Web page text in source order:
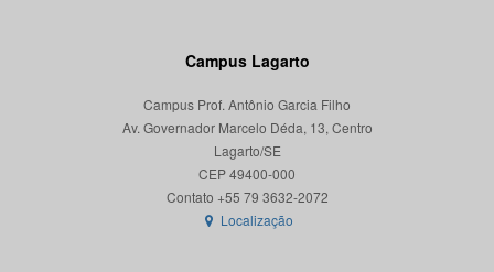
Campus Lagarto
Campus Prof. Antônio Garcia Filho
Av. Governador Marcelo Déda, 13, Centro
Lagarto/SE
CEP 49400-000
Localização